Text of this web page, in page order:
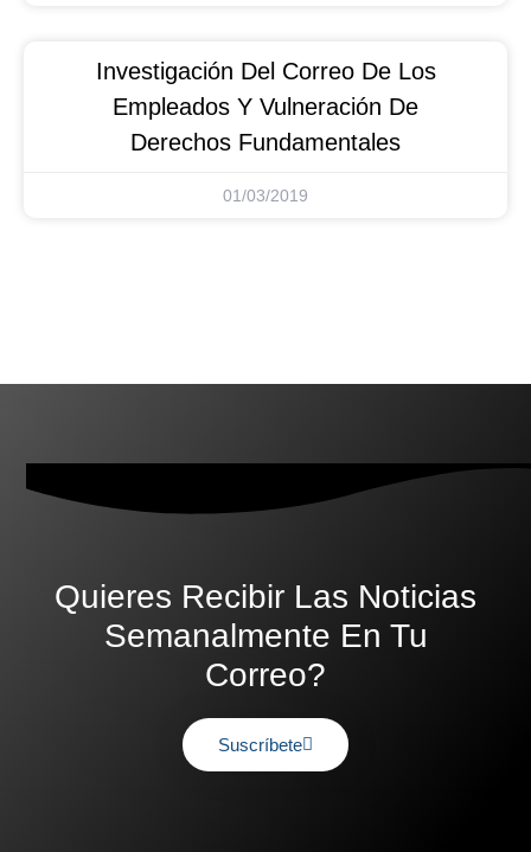
Investigación Del Correo De Los
Empleados Y Vulneración De
Derechos Fundamentales
01/03/2019
Quieres Recibir Las Noticias
Semanalmente En Tu
Correo?
Suscríbete